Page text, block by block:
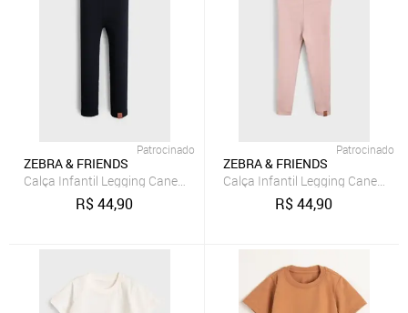
Patrocinado
ZEBRA & FRIENDS
Calça Infantil Legging Canelada Preta Zebra&Friends
R$44,90
Patrocinado
ZEBRA & FRIENDS
Calça Infantil Legging Canelada
R$44,90